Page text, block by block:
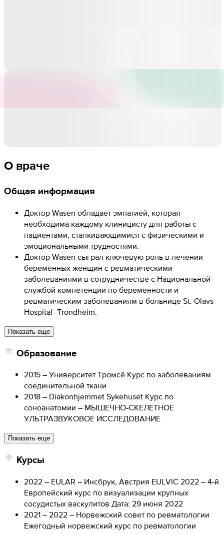
О враче
Общая информация
Доктор Wasen обладает эмпатией, которая
необходима каждому клиницисту для работы с
пациентами, сталкивающимися с физическими и
эмоциональными трудностями.
Доктор Wasen сыграл ключевую роль в лечении
беременных женщин с ревматическими
заболеваниями в сотрудничестве с Национальной
службой компетенции по беременности и
ревматическим заболеваниям в больнице St. Olavs
Hospital–Trondheim.
Показать еще
Образование
2015 – Университет Тромсё Курс по заболеваниям
соединительной ткани
2018 – Diakonhjemmet Sykehuset Курс по
соноанатомии – МЫШЕЧНО‑СКЕЛЕТНОЕ
УЛЬТРАЗВУКОВОЕ ИССЛЕДОВАНИЕ
Показать еще
Курсы
2022 – EULAR – Инсбрук, Австрия EULVIC 2022 – 4‑й
Европейский курс по визуализации крупных
сосудистых васкулитов Дата: 29 июня 2022
2021 – 2022 – Норвежский совет по ревматологии
Ежегодный норвежский курс по ревматологии